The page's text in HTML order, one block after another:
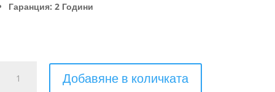
Гаранция: 2 Години
Добавяне в количката